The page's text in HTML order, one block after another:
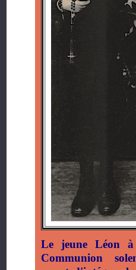
Le jeune Léon à
Communion